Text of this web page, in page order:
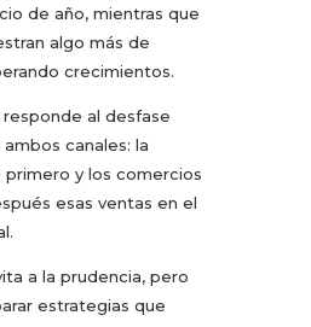
de año, mientras que
algo más de
crecimientos.
al desfase
canales: la
primero y los comercios
esas ventas en el
a la prudencia, pero
estrategias que